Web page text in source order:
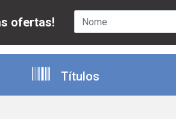
ofertas!
Títulos